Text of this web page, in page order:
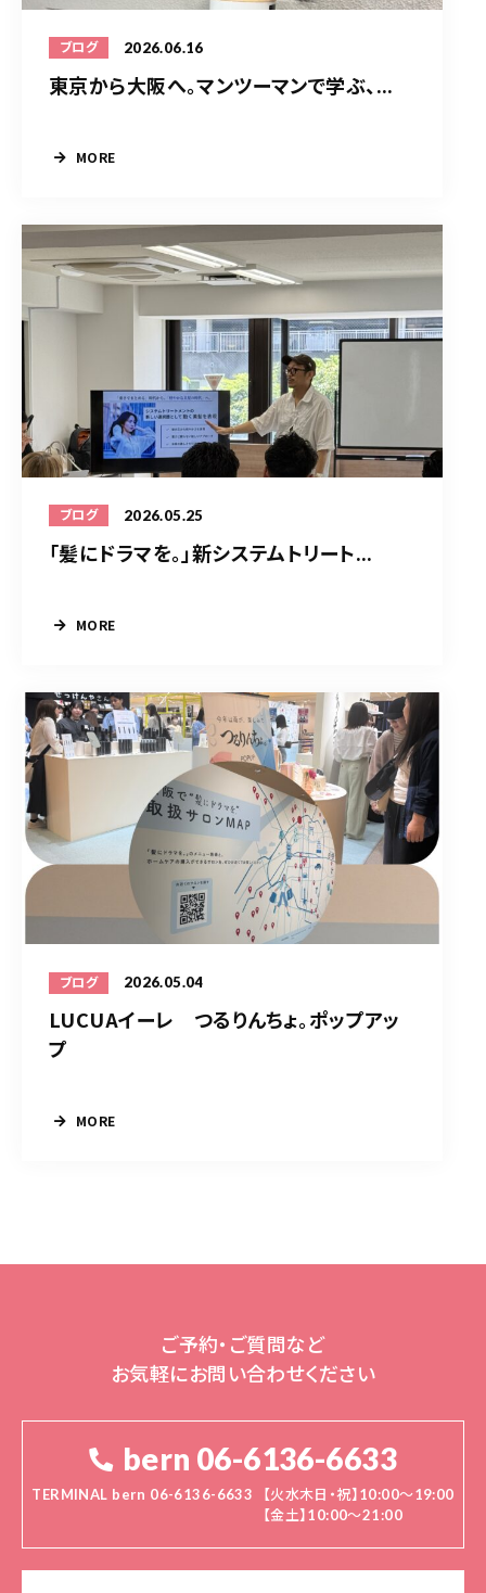
ブログ 2026.06.16
東京から大阪へ。マンツーマンで学ぶ、...
MORE
ブログ 2026.05.25
「髪にドラマを。」新システムトリート...
MORE
ブログ 2026.05.04
LUCUAイーレ つるりんちょ。ポップアッ
プ
MORE
ご予約・ご質問など
お気軽にお問い合わせください
bern 06-6136-6633
TERMINAL bern 06-6136-6633
【火水木日・祝】10:00～19:00
【金土】10:00〜21:00